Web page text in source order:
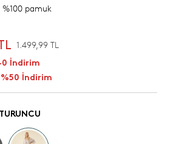
%100 pamuk
1.499,99 TL
İndirim
%50 İndirim